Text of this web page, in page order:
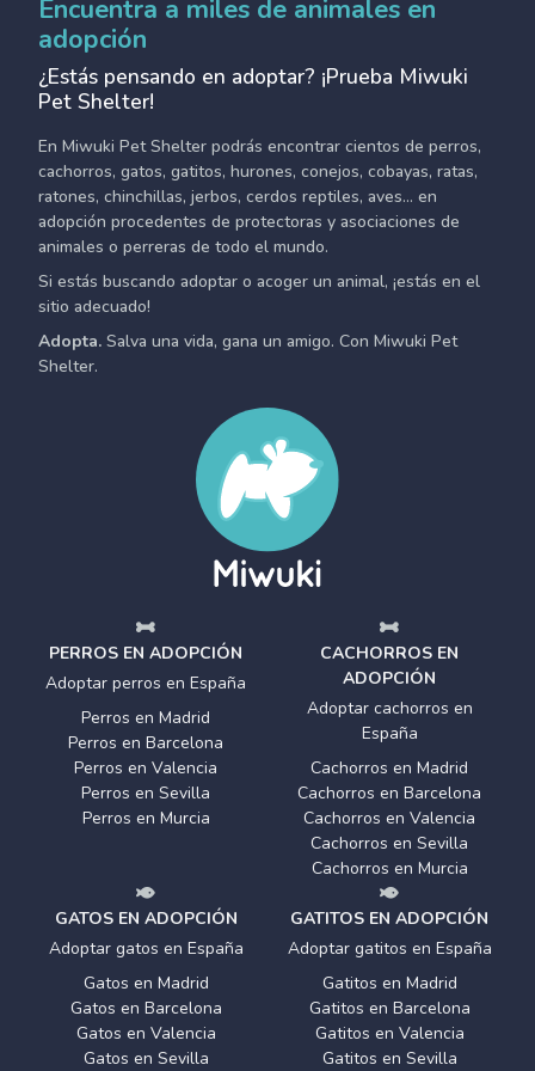
Encuentra a miles de animales en
adopción
¿Estás pensando en adoptar? ¡Prueba Miwuki
Pet Shelter!
En Miwuki Pet Shelter podrás encontrar cientos de perros,
cachorros, gatos, gatitos, hurones, conejos, cobayas, ratas,
ratones, chinchillas, jerbos, cerdos reptiles, aves... en
adopción procedentes de protectoras y asociaciones de
animales o perreras de todo el mundo.
Si estás buscando adoptar o acoger un animal, ¡estás en el
sitio adecuado!
Adopta. Salva una vida, gana un amigo. Con Miwuki Pet
Shelter.
PERROS EN ADOPCIÓN
Adoptar perros en España
Perros en Madrid
Perros en Barcelona
Perros en Valencia
Perros en Sevilla
Perros en Murcia
CACHORROS EN
ADOPCIÓN
Adoptar cachorros en
España
Cachorros en Madrid
Cachorros en Barcelona
Cachorros en Valencia
Cachorros en Sevilla
Cachorros en Murcia
GATOS EN ADOPCIÓN
Adoptar gatos en España
Gatos en Madrid
Gatos en Barcelona
Gatos en Valencia
Gatos en Sevilla
GATITOS EN ADOPCIÓN
Adoptar gatitos en España
Gatitos en Madrid
Gatitos en Barcelona
Gatitos en Valencia
Gatitos en Sevilla